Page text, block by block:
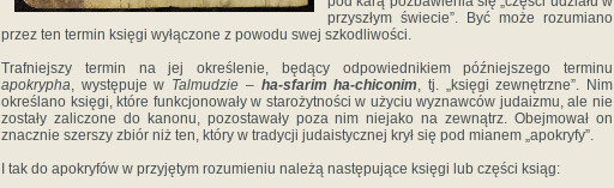
przyszłym świecie”. Być może rozumiano
przez ten termin księgi wyłączone z powodu swej szkodliwości.
Trafniejszy termin na jej określenie, będący odpowiednikiem późniejszego terminu
apokrypha, występuje w Talmudzie – ha-sfarim ha-chiconim, tj. „księgi zewnętrzne”. Nim
określano księgi, które funkcjonowały w starożytności w użyciu wyznawców judaizmu, ale nie
zostały zaliczone do kanonu, pozostawały poza nim niejako na zewnątrz. Obejmował on
znacznie szerszy zbiór niż ten, który w tradycji judaistycznej krył się pod mianem „apokryfy”.
I tak do apokryfów w przyjętym rozumieniu należą następujące księgi lub części ksiąg: